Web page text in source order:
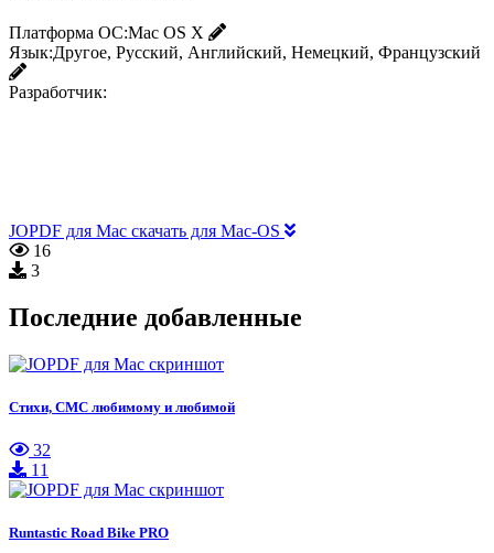
Платформа ОС:Mac OS X
Язык:Другое, Русский, Английский, Немецкий, Французский
Разработчик:
JOPDF для Mac скачать для Mac-OS
16
3
Последние добавленные
Стихи, СМС любимому и любимой
32
11
Runtastic Road Bike PRO